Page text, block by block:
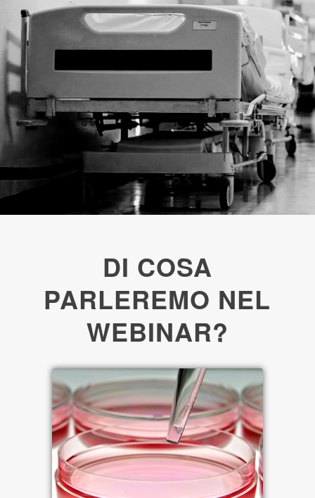
DI COSA
PARLEREMO NEL
WEBINAR?